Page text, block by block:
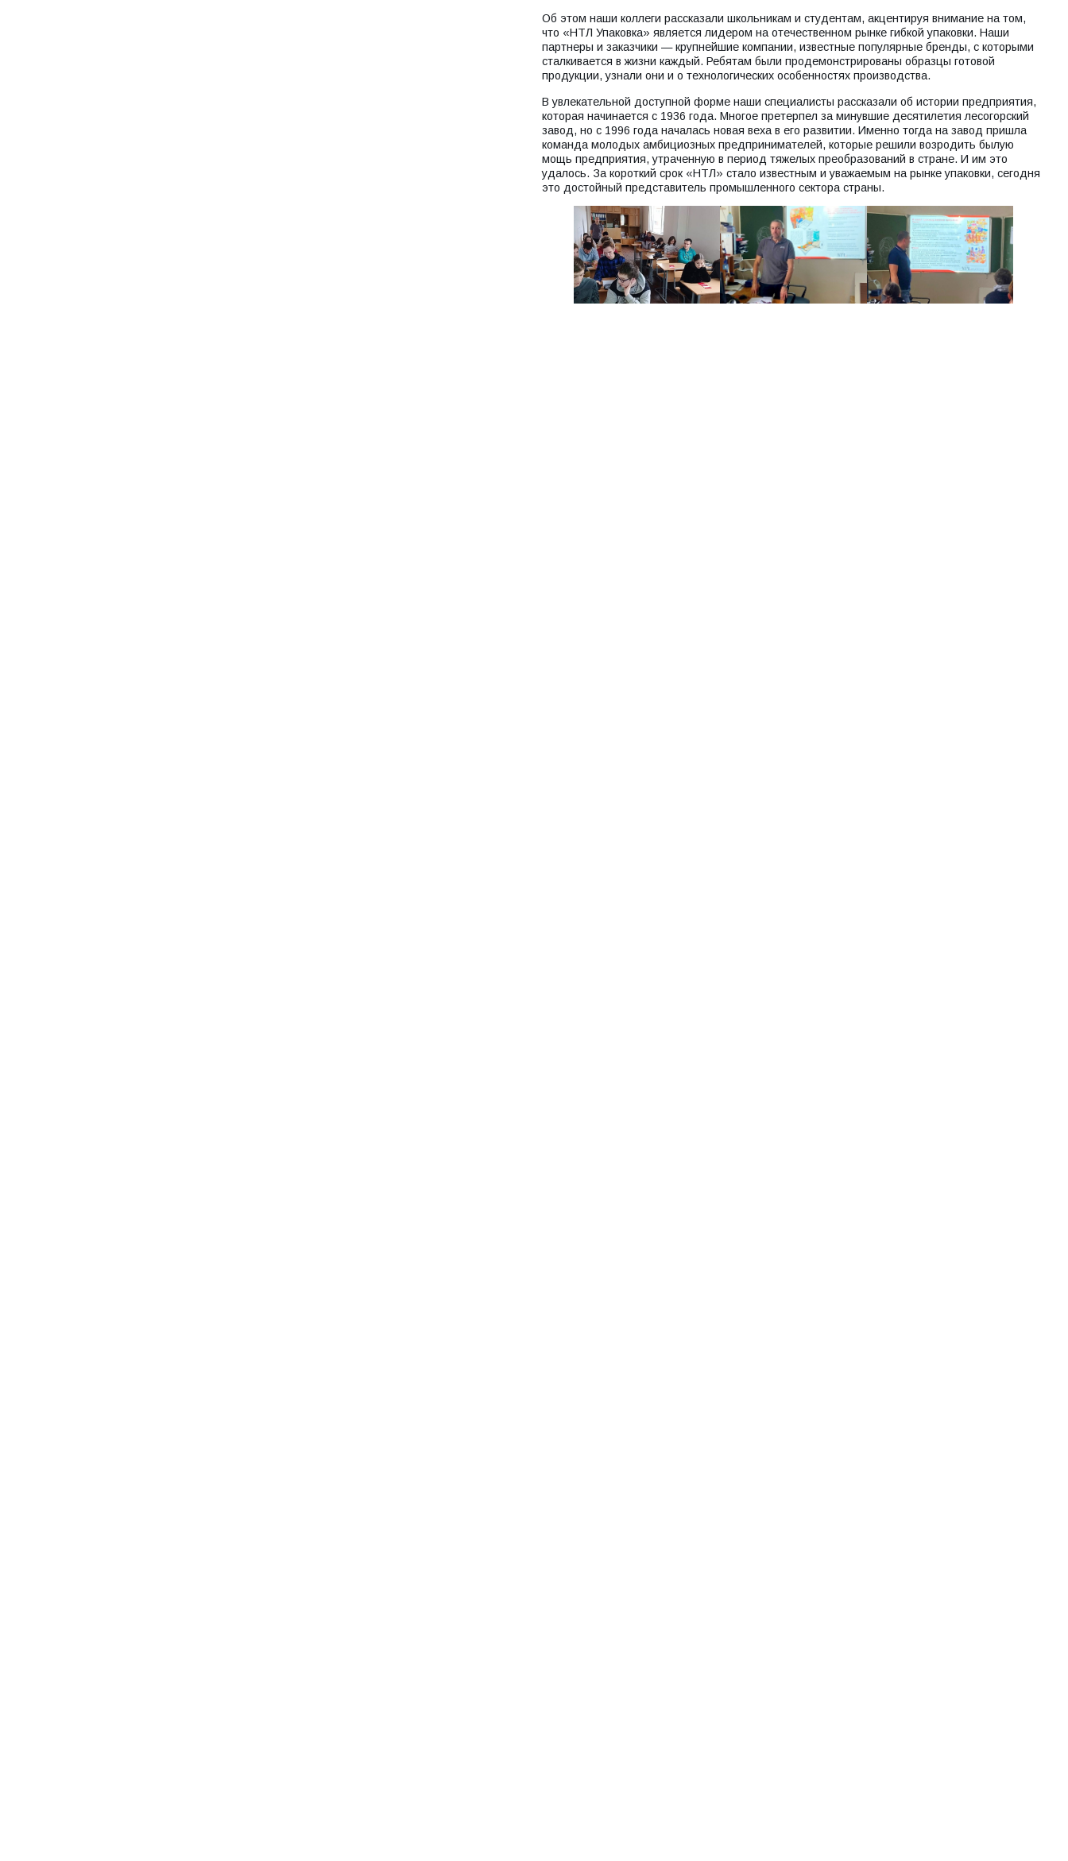
Об этом наши коллеги рассказали школьникам и студентам, акцентируя внимание на том,
что «НТЛ Упаковка» является лидером на отечественном рынке гибкой упаковки. Наши
партнеры и заказчики — крупнейшие компании, известные популярные бренды, с которыми
сталкивается в жизни каждый. Ребятам были продемонстрированы образцы готовой
продукции, узнали они и о технологических особенностях производства.
В увлекательной доступной форме наши специалисты рассказали об истории предприятия,
которая начинается с 1936 года. Многое претерпел за минувшие десятилетия лесогорский
завод, но с 1996 года началась новая веха в его развитии. Именно тогда на завод пришла
команда молодых амбициозных предпринимателей, которые решили возродить былую
мощь предприятия, утраченную в период тяжелых преобразований в стране. И им это
удалось. За короткий срок «НТЛ» стало известным и уважаемым на рынке упаковки, сегодня
это достойный представитель промышленного сектора страны.